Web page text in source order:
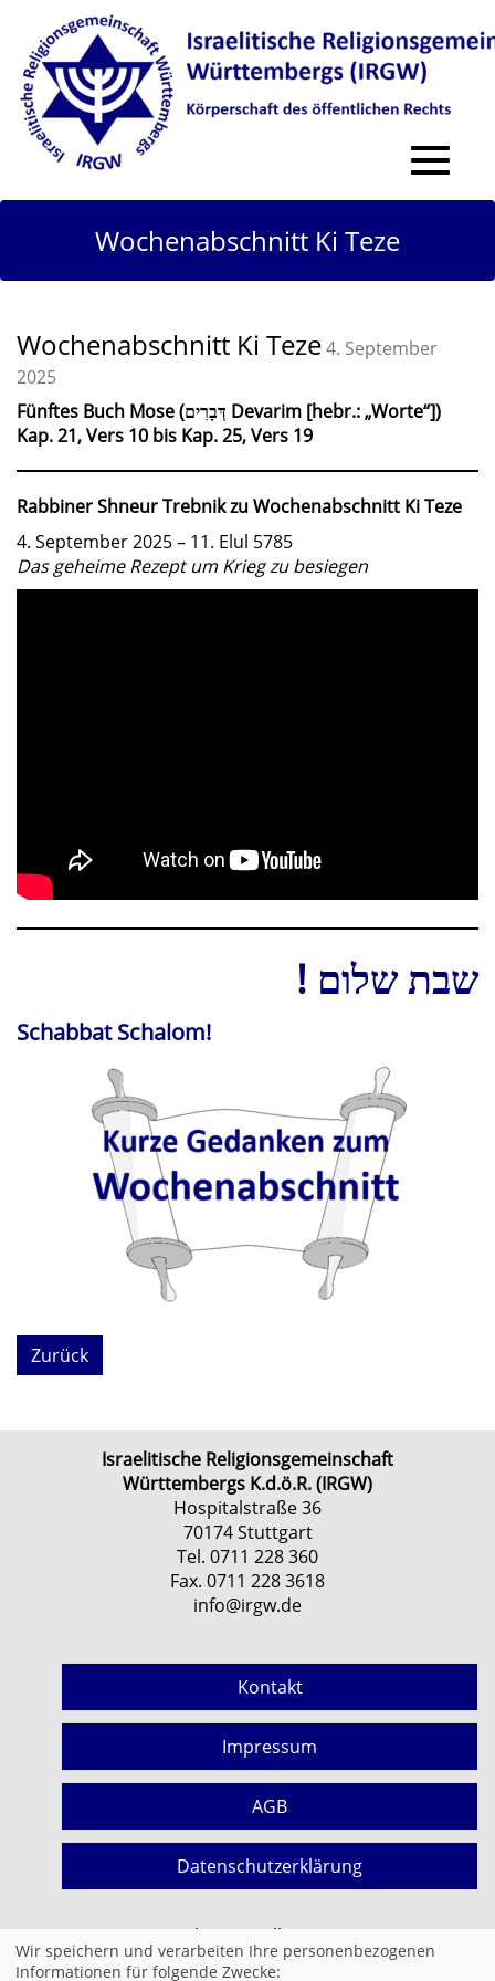
Toggle
Wochenabschnitt Ki Teze
Wochenabschnitt Ki Teze4. September
2025
Fünftes Buch Mose (דְּבָרִים Devarim [hebr.: „Worte“])
Kap. 21, Vers 10 bis Kap. 25, Vers 19
Rabbiner Shneur Trebnik zu Wochenabschnitt Ki Teze
4. September 2025 – 11. Elul 5785
Das geheime Rezept um Krieg zu besiegen
! שבת שלום
Schabbat Schalom!
Zurück
Israelitische Religionsgemeinschaft
Württembergs K.d.ö.R. (IRGW)
Hospitalstraße 36
70174 Stuttgart
Tel. 0711 228 360
Fax. 0711 228 3618
info@irgw.de
Kontakt
Impressum
AGB
Datenschutzerklärung
Cookie Einstellungen
Wir speichern und verarbeiten Ihre personenbezogenen
Informationen für folgende Zwecke: